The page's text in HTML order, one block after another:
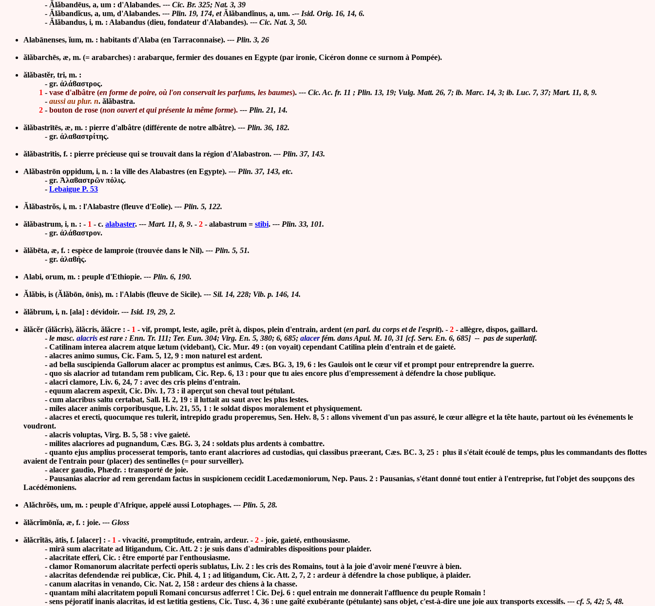
- Ălăbandēus, a, um : d'Alabandes. --- Cic. Br. 325; Nat. 3, 39
- Ălăbandĭcus, a, um, d'Alabandes. --- Plin. 19, 174, et Ălăbandĭnus, a, um. --- Isid. Orig. 16, 14, 6.
- Ălăbandus, i, m. : Alabandus (dieu, fondateur d'Alabandes). --- Cic. Nat. 3, 50.
Alabānenses, ĭum, m. : habitants d'Alaba (en Tarraconnaise). --- Plin. 3, 26
ălăbarchēs, æ, m. (= arabarches) : arabarque, fermier des douanes en Egypte (par ironie, Cicéron donne ce surnom à Pompée).
ălăbastĕr, tri, m. :
- gr. ἀλάϐαστρος.
1 - vase d'albâtre (en forme de poire, où l'on conservait les parfums, les baumes). --- Cic. Ac. fr. 11 ; Plin. 13, 19; Vulg. Matt. 26, 7; ib. Marc. 14, 3; ib. Luc. 7, 37; Mart. 11, 8, 9.
- aussi au plur. n. ălăbastra.
2 - bouton de rose (non ouvert et qui présente la même forme). --- Plin. 21, 14.
ălăbastrītēs, æ, m. : pierre d'albâtre (différente de notre albâtre). --- Plin. 36, 182.
- gr. ἀλαϐαστρίτης.
ălăbastrītis, f. : pierre précieuse qui se trouvait dans la région d'Alabastron. --- Plin. 37, 143.
Alăbastrōn oppidum, i, n. : la ville des Alabastres (en Egypte). --- Plin. 37, 143, etc.
- gr. Ἀλαϐαστρῶν πόλις.
- Lebaigue P. 53
Ălăbastrŏs, i, m. : l'Alabastre (fleuve d'Eolie). --- Plin. 5, 122.
ălăbastrum, i, n. : - 1 - c. alabaster. --- Mart. 11, 8, 9. - 2 - alabastrum = stibi. --- Plin. 33, 101.
- gr. ἀλάϐαστρον.
ălăbēta, æ, f. : espèce de lamproie (trouvée dans le Nil). --- Plin. 5, 51.
- gr. ἀλαϐής.
Alabi, orum, m. : peuple d'Ethiopie. --- Plin. 6, 190.
Ălăbis, is (Ălăbōn, ōnis), m. : l'Alabis (fleuve de Sicile). --- Sil. 14, 228; Vib. p. 146, 14.
ălăbrum, i, n. [ala] : dévidoir. --- Isid. 19, 29, 2.
ălăcĕr (ălăcris), ălăcris, ălăcre : - 1 - vif, prompt, leste, agile, prêt à, dispos, plein d'entrain, ardent (en parl. du corps et de l'esprit). - 2 - allègre, dispos, gaillard.
- le masc. alacris est rare : Enn. Tr. 111; Ter. Eun. 304; Virg. En. 5, 380; 6, 685; alacerfém. dans Apul. M. 10, 31 [cf. Serv. En. 6, 685] -- pas de superlatif.
- Catilinam interea alacrem atque lætum (videbant), Cic. Mur. 49 : (on voyait) cependant Catilina plein d'entrain et de gaieté.
- alacres animo sumus, Cic. Fam. 5, 12, 9 : mon naturel est ardent.
- ad bella suscipienda Gallorum alacer ac promptus est animus, Cæs. BG. 3, 19, 6 : les Gaulois ont le cœur vif et prompt pour entreprendre la guerre.
- quo sis alacrior ad tutandam rem publicam, Cic. Rep. 6, 13 : pour que tu aies encore plus d'empressement à défendre la chose publique.
- alacri clamore, Liv. 6, 24, 7 : avec des cris pleins d'entrain.
- equum alacrem aspexit, Cic. Div. 1, 73 : il aperçut son cheval tout pétulant.
- cum alacribus saltu certabat, Sall. H. 2, 19 : il luttait au saut avec les plus lestes.
- miles alacer animis corporibusque, Liv. 21, 55, 1 : le soldat dispos moralement et physiquement.
- alacres et erecti, quocumque res tulerit, intrepido gradu properemus, Sen. Helv. 8, 5 : allons vivement d'un pas assuré, le cœur allègre et la tête haute, partout où les événements le
voudront.
- alacris voluptas, Virg. B. 5, 58 : vive gaieté.
- milites alacriores ad pugnandum, Cæs. BG. 3, 24 : soldats plus ardents à combattre.
- quanto ejus amplius processerat temporis, tanto erant alacriores ad custodias, qui classibus præerant, Cæs. BC. 3, 25 : plus il s'était écoulé de temps, plus les commandants des flottes
avaient de l'entrain pour (placer) des sentinelles (= pour surveiller).
- alacer gaudio, Phædr. : transporté de joie.
- Pausanias alacrior ad rem gerendam factus in suspicionem cecidit Lacedæmoniorum, Nep. Paus. 2 : Pausanias, s'étant donné tout entier à l'entreprise, fut l'objet des soupçons des
Lacédémoniens.
Alăchrŏēs, um, m. : peuple d'Afrique, appelé aussi Lotophages. --- Plin. 5, 28.
ălăcrĭmōnĭa, æ, f. : joie. --- Gloss
ălăcrĭtās, ātis, f. [alacer] : - 1 - vivacité, promptitude, entrain, ardeur. - 2 - joie, gaieté, enthousiasme.
- mirā sum alacritate ad litigandum, Cic. Att. 2 : je suis dans d'admirables dispositions pour plaider.
- alacritate efferi, Cic. : être emporté par l'enthousiasme.
- clamor Romanorum alacritate perfecti operis sublatus, Liv. 2 : les cris des Romains, tout à la joie d'avoir mené l'œuvre à bien.
- alacritas defendendæ rei publicæ, Cic. Phil. 4, 1 ; ad litigandum, Cic. Att. 2, 7, 2 : ardeur à défendre la chose publique, à plaider.
- canum alacritas in venando, Cic. Nat. 2, 158 : ardeur des chiens à la chasse.
- quantam mihi alacritatem populi Romani concursus adferret ! Cic. Dej. 6 : quel entrain me donnerait l'affluence du peuple Romain !
- sens péjoratif inanis alacritas, id est lætitia gestiens, Cic. Tusc. 4, 36 : une gaîté exubérante (pétulante) sans objet, c'est-à-dire une joie aux transports excessifs. --- cf. 5, 42; 5, 48.